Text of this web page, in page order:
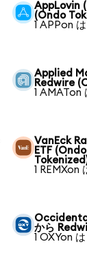
AppLovin
(Ondo
1 APPon
Applied
Redwire
1 AMATon
VanEck
ETF
1 REMXon
から
1 OXYon